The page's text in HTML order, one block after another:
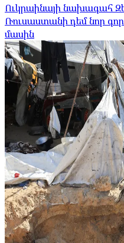
Ուկրաինայի նախագահ
Ռուսաստանի դեմ նոր
մասին